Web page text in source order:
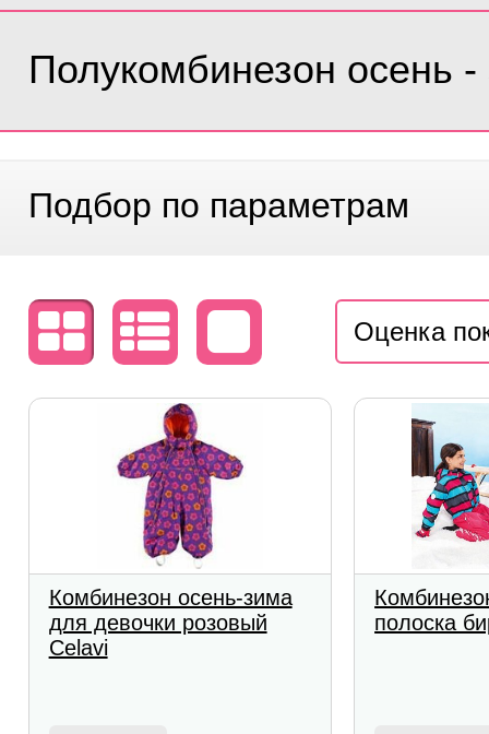
Полукомбинезон осень
Подбор по параметрам
Оценка
Комбинезон осень-зима
для девочки розовый
Celavi
полоска